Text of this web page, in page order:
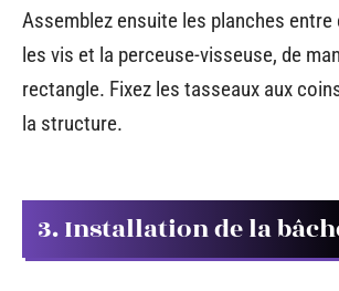
Assemblez ensuite les planches
les vis et la perceuse-visseuse, de
rectangle. Fixez les tasseaux aux
la structure.
3. Installation de la